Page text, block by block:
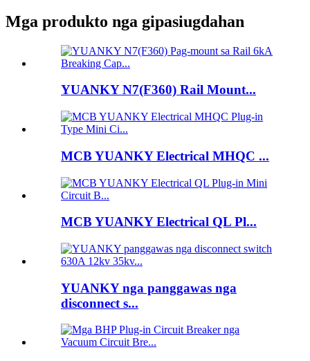
Mga produkto nga gipasiugdahan
YUANKY N7(F360) Rail Mount...
MCB YUANKY Electrical MHQC ...
MCB YUANKY Electrical QL Pl...
YUANKY nga panggawas nga
disconnect s...